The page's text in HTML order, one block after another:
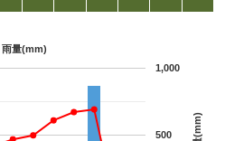
雨量(mm)
500
1,000